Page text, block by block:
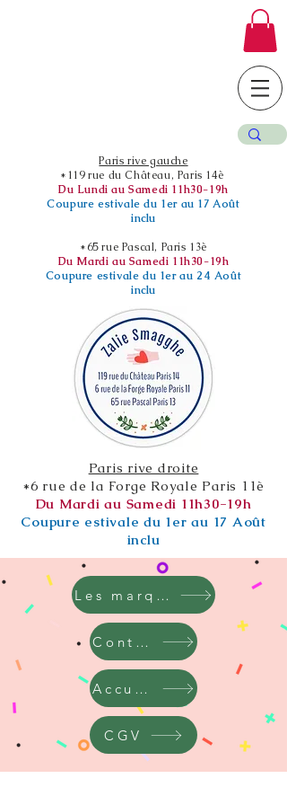
Paris rive gauche
*119 rue du Château, Paris 14è
Du Lundi au Samedi 11h30-19h
Coupure estivale du 1er au 17 Août
inclu
*65 rue Pascal, Paris 13è
Du Mardi au Samedi 11h30-19h
Coupure estivale du 1er au 24 Août
inclu
Paris rive droite
*6 rue de la Forge Royale Paris 11è
Du Mardi au Samedi 11h30-19h
Coupure estivale du 1er au 17 Août
inclu
Les marques
Contact
Accueil
CGV